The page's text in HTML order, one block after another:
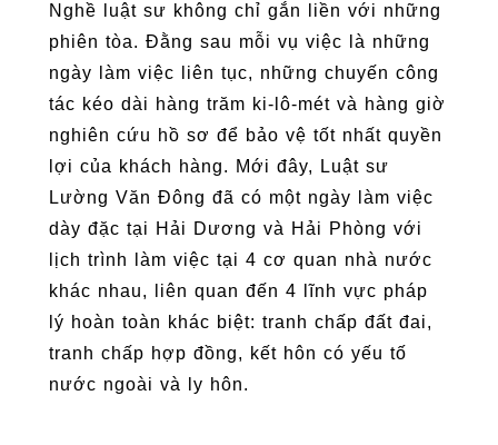
Nghề luật sư không chỉ gắn liền với những
phiên tòa. Đằng sau mỗi vụ việc là những
ngày làm việc liên tục, những chuyến công
tác kéo dài hàng trăm ki-lô-mét và hàng giờ
nghiên cứu hồ sơ để bảo vệ tốt nhất quyền
lợi của khách hàng. Mới đây, Luật sư
Lường Văn Đông đã có một ngày làm việc
dày đặc tại Hải Dương và Hải Phòng với
lịch trình làm việc tại 4 cơ quan nhà nước
khác nhau, liên quan đến 4 lĩnh vực pháp
lý hoàn toàn khác biệt: tranh chấp đất đai,
tranh chấp hợp đồng, kết hôn có yếu tố
nước ngoài và ly hôn.